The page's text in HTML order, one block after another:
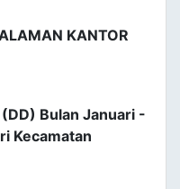
KANTOR
Bulan Januari -
Kecamatan